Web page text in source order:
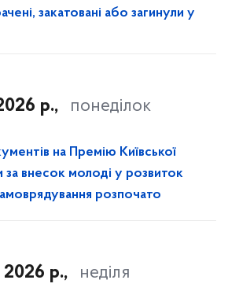
закатовані або загинули у
р., понеділок
на Премію Київської
за внесок молоді у розвиток
розпочато
2026 р., неділя